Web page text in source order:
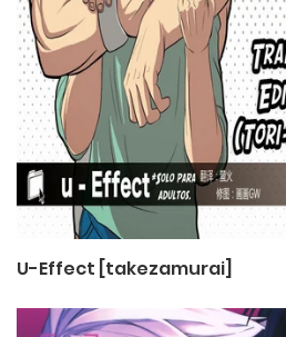
U-Effect [takezamurai]